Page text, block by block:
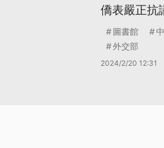
僑表嚴正抗
圖書館
外交部
2024/2/20 12:31